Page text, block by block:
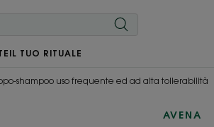
IL TUO RITUALE
shampoo uso frequente ed ad alta tollerabilità
AVENA